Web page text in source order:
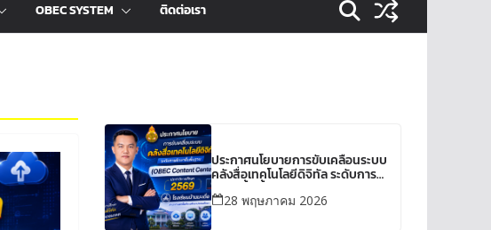
OBEC SYSTEM ติดต่อเรา
ประกาศนโยบายการขับเคลื่อนระบบ
คลังสื่อเทคโนโลยีดิจิทัล ระดับการ
ศึกษาขั้นพื้นฐาน(OBEC Content
Center) ประจำปีการศึกษา 2569
28 พฤษภาคม 2026